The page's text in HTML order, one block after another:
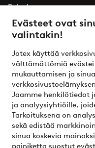
Evästeet ovat
valintakin!
Jotex käyttää
välttämättömiä
mukauttamisen ja
Jaamme henkilötiedot
ja analyysiyhtiöille,
Tarkoituksena on
sekä edistää
sinua koskevia
painiketta suostut
Palvelumme
Ehdot
Ystävät
Turvalliset
Haluatko tietää